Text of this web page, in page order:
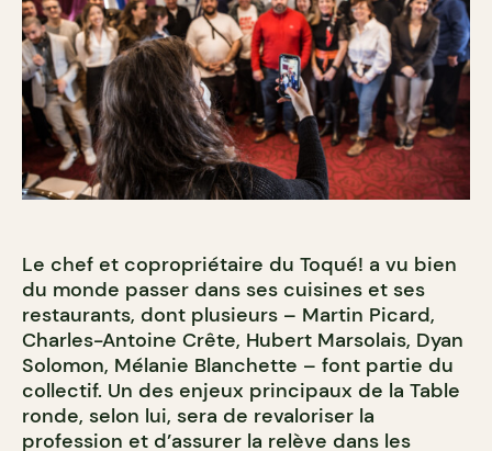
Le chef et copropriétaire du Toqué! a vu bien
du monde passer dans ses cuisines et ses
restaurants, dont plusieurs – Martin Picard,
Charles-Antoine Crête, Hubert Marsolais, Dyan
Solomon, Mélanie Blanchette – font partie du
collectif. Un des enjeux principaux de la Table
ronde, selon lui, sera de revaloriser la
profession et d’assurer la relève dans les